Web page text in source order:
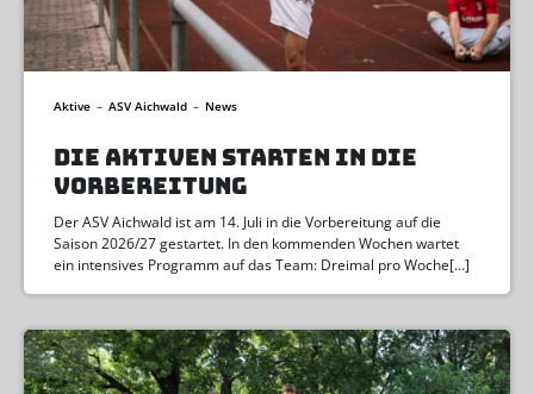
Aktive – ASV Aichwald – News
DIE AKTIVEN STARTEN IN DIE
VORBEREITUNG
Der ASV Aichwald ist am 14. Juli in die Vorbereitung auf die
Saison 2026/27 gestartet. In den kommenden Wochen wartet
ein intensives Programm auf das Team: Dreimal pro Woche[…]